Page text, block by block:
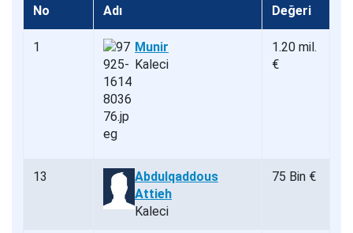
No
Adı
Değeri
1
Munir
Kaleci
1.20 mil.
€
13
Abdulqaddous
Attieh
Kaleci
75 Bin €